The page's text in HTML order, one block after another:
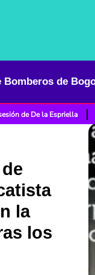
de De la Espriella
la
los